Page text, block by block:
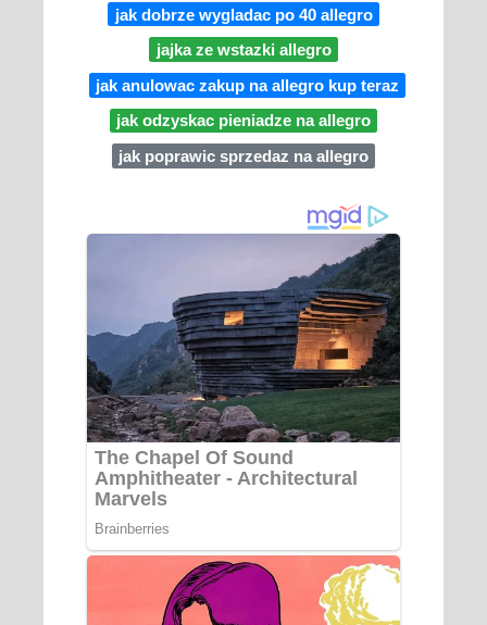
jak dobrze wygladac po 40 allegro
jajka ze wstazki allegro
jak anulowac zakup na allegro kup teraz
jak odzyskac pieniadze na allegro
jak poprawic sprzedaz na allegro